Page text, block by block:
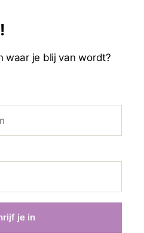
waar je blij van wordt?